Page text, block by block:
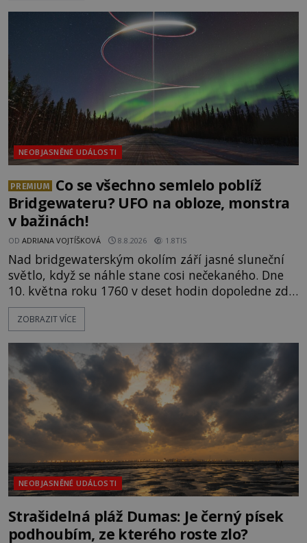
přírodní živel, neznámý útočník, nebo někdo, koho
tehdejší režim nechtěl odhalit? [gallery
ids="171131,171132,1711
NEOBJASNĚNÉ UDÁLOSTI
PREMIUM
Co se všechno semlelo poblíž
Bridgewateru? UFO na obloze, monstra
v bažinách!
OD ADRIANA VOJTÍŠKOVÁ 8.8.2026 1.8TIS
Nad bridgewaterským okolím září jasné sluneční
světlo, když se náhle stane cosi nečekaného. Dne
10. května roku 1760 v deset hodin dopoledne zde
dojde k vůbec prvnímu historicky doloženému
přeletu UFO. Podle záznamů vyzařuje takové
jen o nějaký optický klam, nebo se zde skutečně
právě vznáší mimozemská loď
ZOBRAZIT VÍCE
NEOBJASNĚNÉ UDÁLOSTI
Strašidelná pláž Dumas: Je černý písek
podhoubím, ze kterého roste zlo?